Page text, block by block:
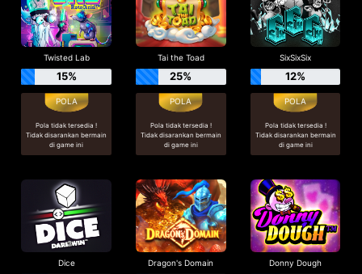
Twisted Lab
15%
Pola tidak tersedia !
Tidak disarankan bermain
di game ini
Tai the Toad
25%
Pola tidak tersedia !
Tidak disarankan bermain
di game ini
SixSixSix
12%
Pola tidak tersedia !
Tidak disarankan bermain
di game ini
Dice Dragon's Domain Donny Dough